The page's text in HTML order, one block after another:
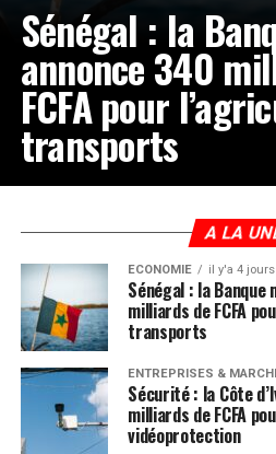
Sénégal : la
annonce 340
FCFA pour
transports
A LA
ECONOMIE il y'a 4 jours
Sénégal : la Banque
milliards de FCFA
transports
ENTREPRISES &
Sécurité : la Côte
milliards de FCFA
vidéoprotection